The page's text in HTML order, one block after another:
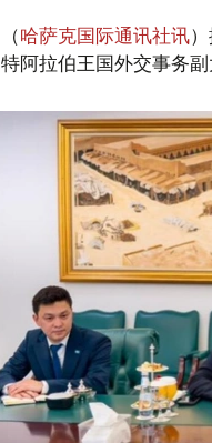
（哈萨克国际通讯社讯
特阿拉伯王国外交事务副